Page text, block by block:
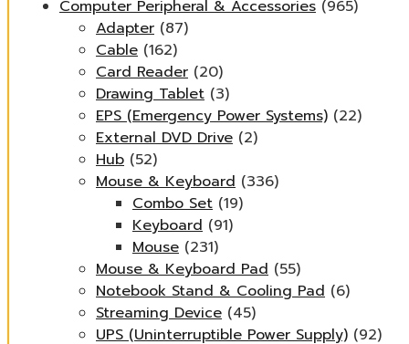
Computer Peripheral & Accessories (965)
Adapter (87)
Cable (162)
Card Reader (20)
Drawing Tablet (3)
EPS (Emergency Power Systems) (22)
External DVD Drive (2)
Hub (52)
Mouse & Keyboard (336)
Combo Set (19)
Keyboard (91)
Mouse (231)
Mouse & Keyboard Pad (55)
Notebook Stand & Cooling Pad (6)
Streaming Device (45)
UPS (Uninterruptible Power Supply) (92)